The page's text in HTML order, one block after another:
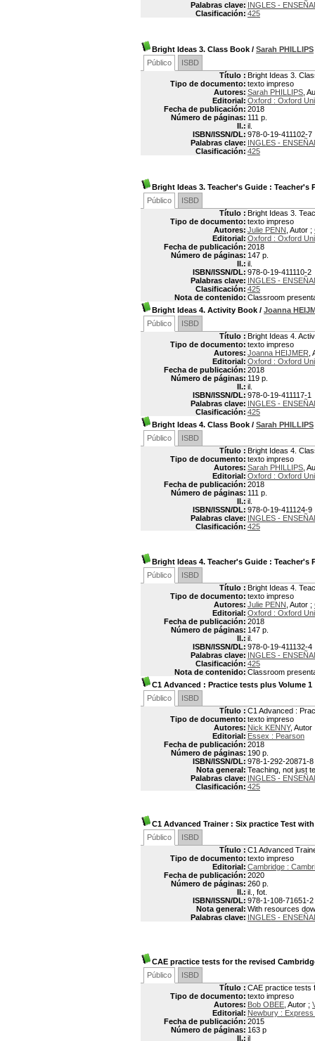
Palabras clave: INGLES -
Clasificación: 425
Bright Ideas 3. Class Book / Sarah PHILLIPS
Público
ISBD
Título : Bright Ideas 3.
Tipo de documento: texto impreso
Autores: Sarah PHILLIPS ,
Editorial: Oxford : Oxford
Fecha de publicación: 2018
Número de páginas: 111 p.
Il.: il.
ISBN/ISSN/DL: 978-0-19-411102-7
Palabras clave: INGLES -
Clasificación: 425
Bright Ideas 3. Teacher's Guide : Teacher's
Público
ISBD
Título : Bright Ideas 3.
Tipo de documento: texto impreso
Autores: Julie PENN , Autor ;
Editorial: Oxford : Oxford
Fecha de publicación: 2018
Número de páginas: 147 p.
Il.: il.
ISBN/ISSN/DL: 978-0-19-411110-2
Palabras clave: INGLES -
Clasificación: 425
Nota de contenido: Classroom
Bright Ideas 4. Activity Book / Joanna
Público
ISBD
Título : Bright Ideas 4.
Tipo de documento: texto impreso
Autores: Joanna HEIJMER
Editorial: Oxford : Oxford
Fecha de publicación: 2018
Número de páginas: 119 p.
Il.: il.
ISBN/ISSN/DL: 978-0-19-411117-1
Palabras clave: INGLES -
Clasificación: 425
Bright Ideas 4. Class Book / Sarah PHILLIPS
Público
ISBD
Título : Bright Ideas 4.
Tipo de documento: texto impreso
Autores: Sarah PHILLIPS ,
Editorial: Oxford : Oxford
Fecha de publicación: 2018
Número de páginas: 111 p.
Il.: il.
ISBN/ISSN/DL: 978-0-19-411124-9
Palabras clave: INGLES -
Clasificación: 425
Bright Ideas 4. Teacher's Guide : Teacher's
Público
ISBD
Título : Bright Ideas 4.
Tipo de documento: texto impreso
Autores: Julie PENN , Autor ;
Editorial: Oxford : Oxford
Fecha de publicación: 2018
Número de páginas: 147 p.
Il.: il.
ISBN/ISSN/DL: 978-0-19-411132-4
Palabras clave: INGLES -
Clasificación: 425
Nota de contenido: Classroom
C1 Advanced : Practice tests plus Volume 1
Público
ISBD
Título : C1 Advanced :
Tipo de documento: texto impreso
Autores: Nick KENNY,
Editorial: Essex : Pearson
Fecha de publicación: 2018
Número de páginas: 190 p.
ISBN/ISSN/DL: 978-1-292-20871-8
Nota general: Teaching, not just
Palabras clave: INGLES -
Clasificación: 425
C1 Advanced Trainer : Six practice Test
Público
ISBD
Título : C1 Advanced
Tipo de documento: texto impreso
Editorial: Cambridge :
Fecha de publicación: 2020
Número de páginas: 260 p.
Il.: il., fot.
ISBN/ISSN/DL: 978-1-108-71651-2
Nota general: With resources
Palabras clave: INGLES -
CAE practice tests for the revised
Público
ISBD
Título : CAE practice tests
Tipo de documento: texto impreso
Autores: Bob OBEE , Autor ;
Editorial: Newbury : Express
Fecha de publicación: 2015
Número de páginas: 163 p
Il.: il